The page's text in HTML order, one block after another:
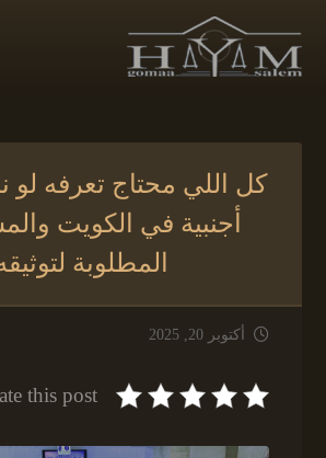
كل اللي محتاج تعرفه لو
أجنبية في الكويت
المطلوبة
أكتوبر 20, 2025
this post